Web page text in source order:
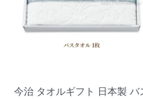
今治 タオルギフト 日本製 バ